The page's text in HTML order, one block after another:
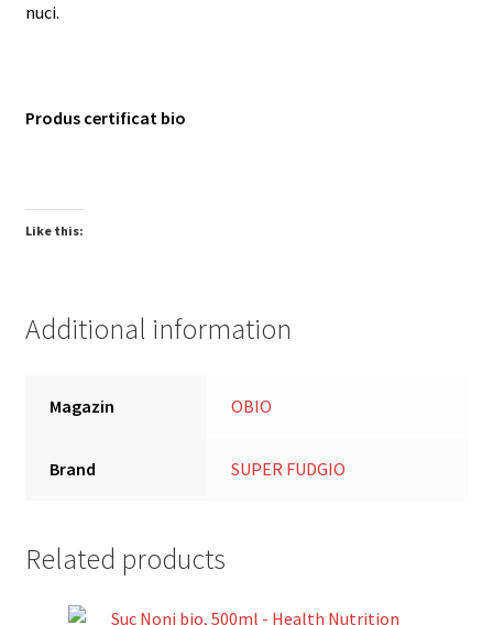
nuci.
Produs certificat bio
Like this:
Additional information
Magazin OBIO
Brand SUPER FUDGIO
Related products